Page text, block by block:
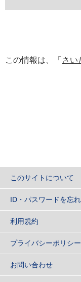
この情報は、「 さい
このサイトについて
ID・パスワードを忘
利用規約
プライバシーポリシー
お問い合わせ